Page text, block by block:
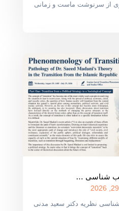
از سرنوشت ماست و زمانی
شناسی …
نظریه دکتر سعید مدنی